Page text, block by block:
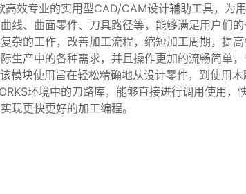
高效专业的实用型CAD/CAM设计辅助工具，为
线、曲面零件、刀具路径等，能够满足用户们
杂的工作，改善加工流程，缩短加工周期，提
生产中的各种需求，并且操作更加的流畅简单
模块使用旨在轻松精确地从设计零件，到使用
环境中的刀路库，能够直接进行调用使用，
现更快更好的加工编程。